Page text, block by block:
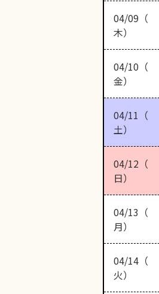
04/09（
木）
04/10（
金）
04/11（
土）
04/12（
日）
04/13（
月）
04/14（
火）